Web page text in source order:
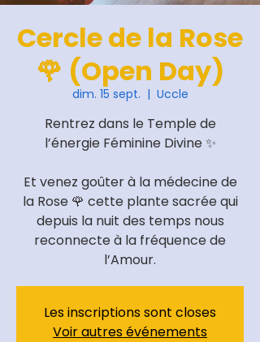
Cercle de la Rose
🌹 (Open Day)
dim. 15 sept.
  |
Uccle
Rentrez dans le Temple de
l’énergie Féminine Divine ✨
Et venez goûter à la médecine de
la Rose 🌹 cette plante sacrée qui
depuis la nuit des temps nous
reconnecte à la fréquence de
l’Amour.
Les inscriptions sont closes
Voir autres événements